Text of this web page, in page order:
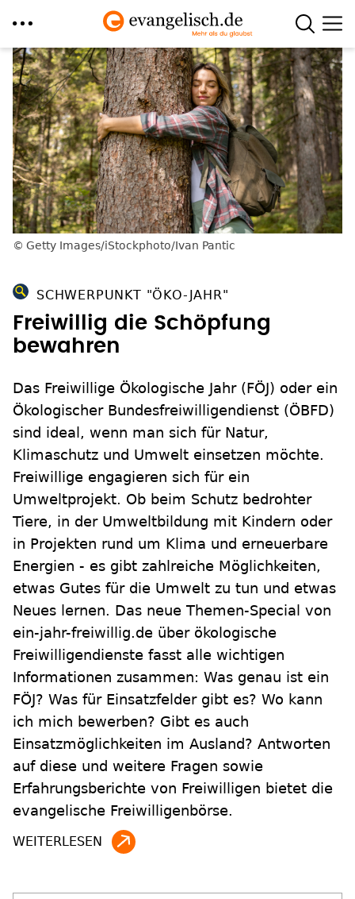
Direkt
zum
Inhalt
Getty Images/iStockphoto/Ivan Pantic
SCHWERPUNKT "ÖKO-JAHR"
Freiwillig die Schöpfung
bewahren
Das Freiwillige Ökologische Jahr (FÖJ) oder ein
Ökologischer Bundesfreiwilligendienst (ÖBFD)
sind ideal, wenn man sich für Natur,
Klimaschutz und Umwelt einsetzen möchte.
Freiwillige engagieren sich für ein
Umweltprojekt. Ob beim Schutz bedrohter
Tiere, in der Umweltbildung mit Kindern oder
in Projekten rund um Klima und erneuerbare
Energien - es gibt zahlreiche Möglichkeiten,
etwas Gutes für die Umwelt zu tun und etwas
Neues lernen. Das neue Themen-Special von
ein-jahr-freiwillig.de über ökologische
Freiwilligendienste fasst alle wichtigen
Informationen zusammen: Was genau ist ein
FÖJ? Was für Einsatzfelder gibt es? Wo kann
ich mich bewerben? Gibt es auch
Einsatzmöglichkeiten im Ausland? Antworten
auf diese und weitere Fragen sowie
Erfahrungsberichte von Freiwilligen bietet die
evangelische Freiwilligenbörse.